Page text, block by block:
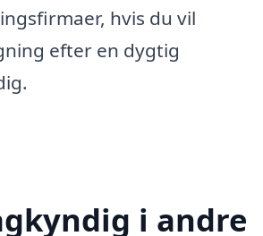
hvis du vil
efter en dygtig
i andre